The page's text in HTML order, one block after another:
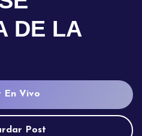
DE LA
En Vivo
Post